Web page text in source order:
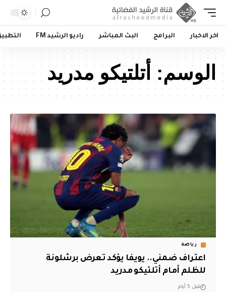
اخر الاخبار البرامج البث المباشر راديو الرشيد FM
الوسم: أتلتيكو مدريد
رياضة
اعتراف ضمني.. يويفا يؤكد تعرض برشلونة
للظلم أمام أتلتيكو مدريد
قبل 5 أيام